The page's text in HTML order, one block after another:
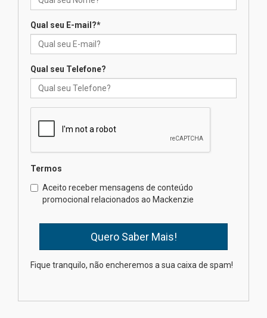
das novas tecnologias em
calouros do segundo semestre
04.08.2026
Brasília prepara seus
estudantes para o PAS antes
mesmo do Ensino Médio
na educação dos filhos além da
Qual seu E-mail?*
Qual seu Telefone?
Termos
Aceito receber mensagens de conteúdo
promocional relacionados ao Mackenzie
Fique tranquilo, não encheremos a sua caixa de spam!